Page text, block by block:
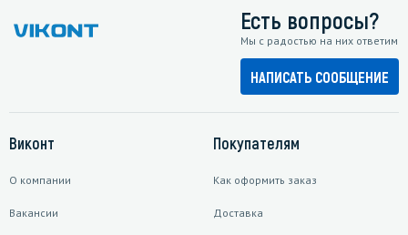
Есть вопросы?
Мы с радостью на них ответим
НАПИСАТЬ СООБЩЕНИЕ
Виконт
О компании
Вакансии
Покупателям
Как оформить заказ
Доставка